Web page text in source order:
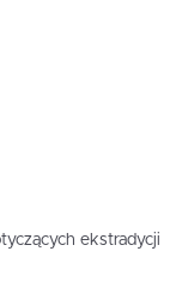
ekstradycji